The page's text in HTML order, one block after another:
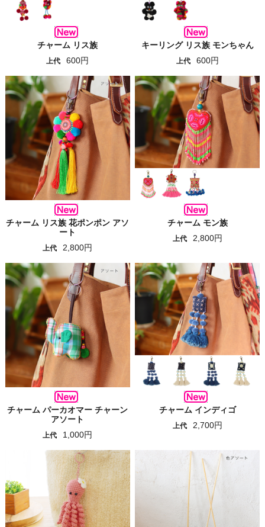
チャーム リス族
上代 600円
キーリング リス族 モンちゃん
上代 600円
チャーム リス族 花ポンポン アソ
ート
上代 2,800円
チャーム モン族
上代 2,800円
チャーム パーカオマー チャーン
アソート
上代 1,000円
チャーム インディゴ
上代 2,700円